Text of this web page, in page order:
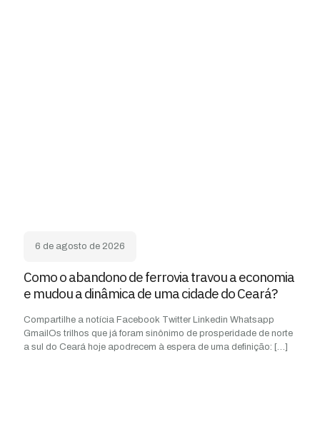
6 de agosto de 2026
Como o abandono de ferrovia travou a economia
e mudou a dinâmica de uma cidade do Ceará?
Compartilhe a notícia Facebook Twitter Linkedin Whatsapp
GmailOs trilhos que já foram sinônimo de prosperidade de norte
a sul do Ceará hoje apodrecem à espera de uma definição: […]